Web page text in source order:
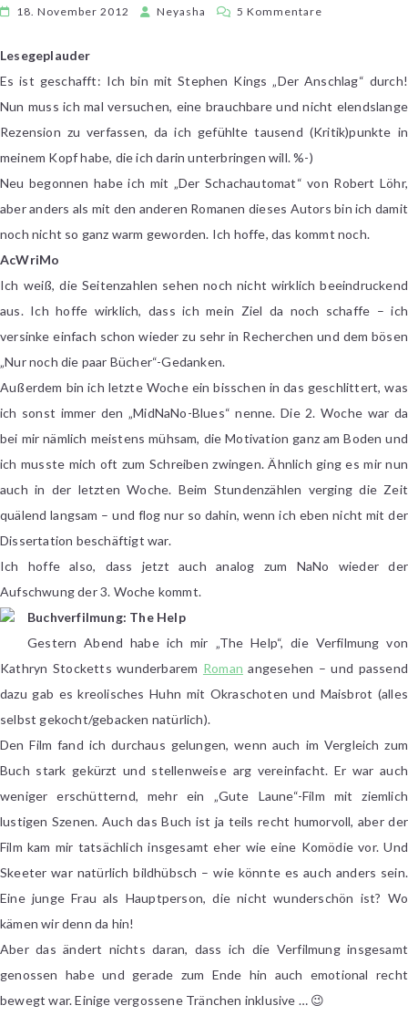
18. November 2012 Neyasha 5 Kommentare
Lesegeplauder
Es ist geschafft: Ich bin mit Stephen Kings „Der Anschlag“ durch!
Nun muss ich mal versuchen, eine brauchbare und nicht elendslange
Rezension zu verfassen, da ich gefühlte tausend (Kritik)punkte in
meinem Kopf habe, die ich darin unterbringen will. %-)
Neu begonnen habe ich mit „Der Schachautomat“ von Robert Löhr,
aber anders als mit den anderen Romanen dieses Autors bin ich damit
noch nicht so ganz warm geworden. Ich hoffe, das kommt noch.
AcWriMo
Ich weiß, die Seitenzahlen sehen noch nicht wirklich beeindruckend
aus. Ich hoffe wirklich, dass ich mein Ziel da noch schaffe – ich
versinke einfach schon wieder zu sehr in Recherchen und dem bösen
„Nur noch die paar Bücher“-Gedanken.
Außerdem bin ich letzte Woche ein bisschen in das geschlittert, was
ich sonst immer den „MidNaNo-Blues“ nenne. Die 2. Woche war da
bei mir nämlich meistens mühsam, die Motivation ganz am Boden und
ich musste mich oft zum Schreiben zwingen. Ähnlich ging es mir nun
auch in der letzten Woche. Beim Stundenzählen verging die Zeit
quälend langsam – und flog nur so dahin, wenn ich eben nicht mit der
Dissertation beschäftigt war.
Ich hoffe also, dass jetzt auch analog zum NaNo wieder der
Aufschwung der 3. Woche kommt.
Buchverfilmung: The Help
Gestern Abend habe ich mir „The Help“, die Verfilmung von
Kathryn Stocketts wunderbarem Roman angesehen – und passend
dazu gab es kreolisches Huhn mit Okraschoten und Maisbrot (alles
selbst gekocht/gebacken natürlich).
Den Film fand ich durchaus gelungen, wenn auch im Vergleich zum
Buch stark gekürzt und stellenweise arg vereinfacht. Er war auch
weniger erschütternd, mehr ein „Gute Laune“-Film mit ziemlich
lustigen Szenen. Auch das Buch ist ja teils recht humorvoll, aber der
Film kam mir tatsächlich insgesamt eher wie eine Komödie vor. Und
Skeeter war natürlich bildhübsch – wie könnte es auch anders sein.
Eine junge Frau als Hauptperson, die nicht wunderschön ist? Wo
kämen wir denn da hin!
Aber das ändert nichts daran, dass ich die Verfilmung insgesamt
genossen habe und gerade zum Ende hin auch emotional recht
bewegt war. Einige vergossene Tränchen inklusive … 😉